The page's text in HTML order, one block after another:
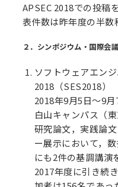
APSEC 2018での投稿
表件数は昨年度の半数
２．シンポジウム・国際会
ソフトウェアエン
2018（SES2018）
2018年9月5日～9
白山キャンパス（
研究論文，実践論
ー展示において，
にも2件の基調講演
2017年度に引き続